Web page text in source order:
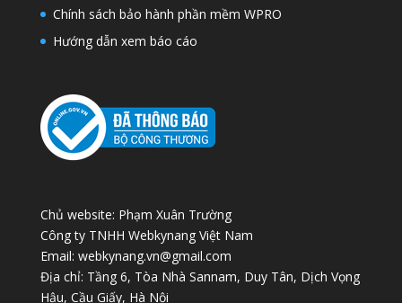
Chính sách bảo hành phần mềm WPRO
Hướng dẫn xem báo cáo
Chủ website: Phạm Xuân Trường
Công ty TNHH Webkynang Việt Nam
Email: webkynang.vn@gmail.com
Địa chỉ: Tầng 6, Tòa Nhà Sannam, Duy Tân, Dịch Vọng
Hậu, Cầu Giấy, Hà Nội